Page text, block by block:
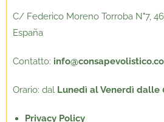
C/ Federico Moreno Torroba N°7,
España
Contatto:
Orario: dal Lunedì al Venerdì dalle
Privacy Policy